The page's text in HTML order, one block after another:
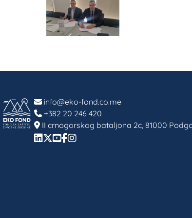
info@eko-fond.co.me
+382 20 246 420
II crnogorskog bataljona 2c, 81000